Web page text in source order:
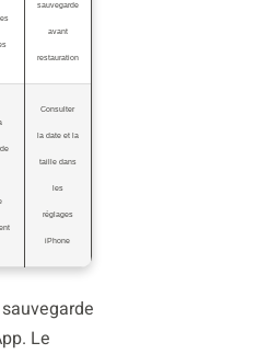
sauvegarde
avant
restauration
Consulter
la date et la
taille dans
les
réglages
iPhone
Le